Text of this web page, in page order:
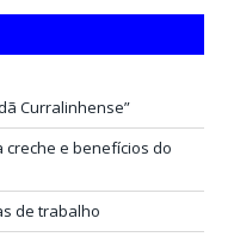
Curralinhense”
e benefícios do
de trabalho